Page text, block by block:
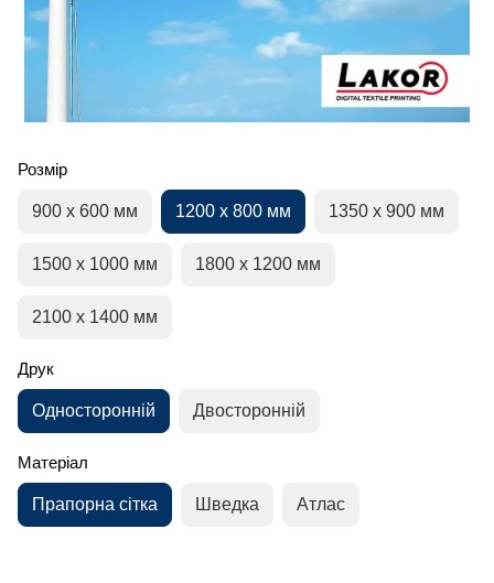
Розмір
900 х 600 мм 1200 х 800 мм 1350 х 900 мм
1500 х 1000 мм 1800 х 1200 мм
2100 х 1400 мм
Друк
Односторонній Двосторонній
Матеріал
Прапорна сітка Шведка Атлас